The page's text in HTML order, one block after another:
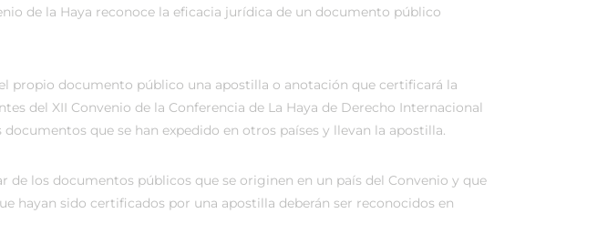
de la Haya reconoce la eficacia jurídica de un documento público
propio documento público una apostilla o anotación que certificará la
del XII Convenio de la Conferencia de La Haya de Derecho Internacional
que se han expedido en otros países y llevan la apostilla.
los documentos públicos que se originen en un país del Convenio y que
hayan sido certificados por una apostilla deberán ser reconocidos en